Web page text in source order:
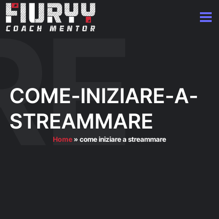
COME-INIZIARE-A-
STREAMMARE
Home» come iniziare a streammare